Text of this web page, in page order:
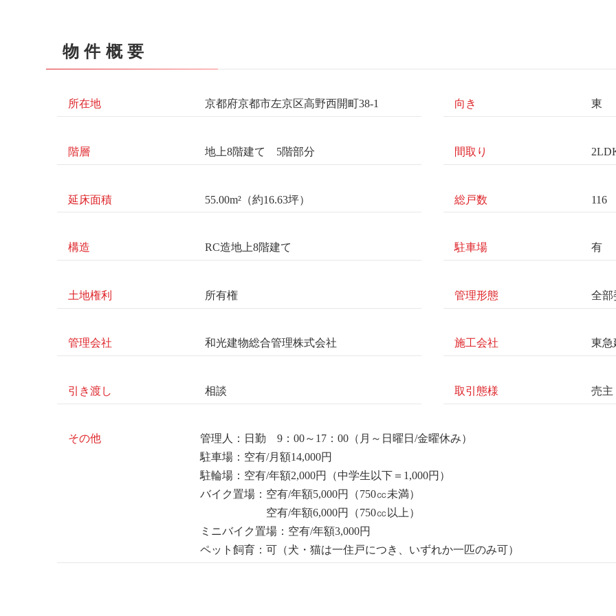
物件概要
所在地 京都府京都市左京区高野西開町38-1 向き 東
階層 地上8階建て 5階部分 間取り
延床面積 55.00m²（約16.63坪） 総戸数 116
構造 RC造地上8階建て 駐車場 有
土地権利 所有権 管理形態 全部
管理会社 和光建物総合管理株式会社 施工会社 東急
引き渡し 相談 取引態様 売主
その他
管理人：日勤 9：00～17：00（月～日曜日/金曜休み）
駐車場：空有/月額14,000円
駐輪場：空有/年額2,000円（中学生以下＝1,000円）
バイク置場：空有/年額5,000円（750㏄未満）
空有/年額6,000円（750㏄以上）
ミニバイク置場：空有/年額3,000円
ペット飼育：可（犬・猫は一住戸につき、いずれか一匹のみ可）